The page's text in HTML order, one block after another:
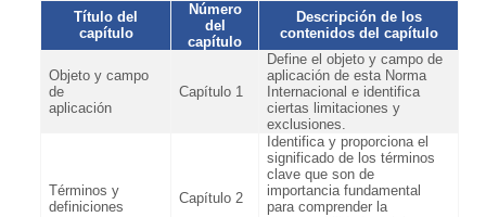
Título del
capítulo
Número
del
capítulo
Descripción de los
contenidos del capítulo
Objeto y campo
de
aplicación
Capítulo 1
Define el objeto y campo de
aplicación de esta Norma
Internacional e identifica
ciertas limitaciones y
exclusiones.
Términos y
definiciones
Capítulo 2
Identifica y proporciona el
significado de los términos
clave que son de
importancia fundamental
para comprender la